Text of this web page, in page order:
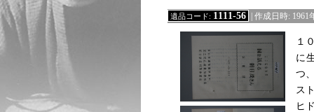
遺品コード: 1111-56 | 作成日時:
１
に
つ
ス
ヒ